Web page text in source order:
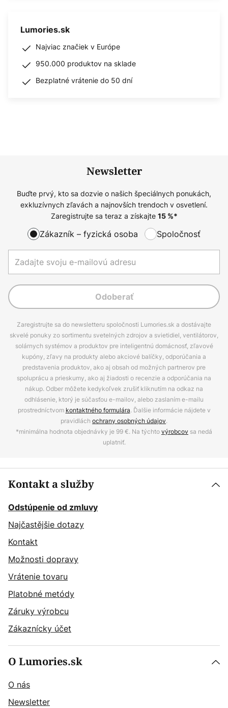
Lumories.sk
Najviac značiek v Európe
950.000 produktov na sklade
Bezplatné vrátenie do 50 dní
Newsletter
Buďte prvý, kto sa dozvie o našich špeciálnych ponukách,
exkluzívnych zľavách a najnovších trendoch v osvetlení.
Zaregistrujte sa teraz a získajte 15%*
Zákazník – fyzická osoba Spoločnosť
Odoberať
Zaregistrujte sa do newsletteru spoločnosti Lumories.sk a dostávajte
skvelé ponuky zo sortimentu svetelných zdrojov a svietidiel, ventilátorov,
solárnych systémov a produktov pre inteligentnú domácnosť, zľavové
kupóny, zľavy na produkty alebo akciové balíčky, odporúčania a
predstavenia produktov, ako aj obsah od možných partnerov pre
spoluprácu a prieskumy, ako aj žiadosti o recenzie a odporúčania na
nákup. Odber môžete kedykoľvek zrušiť kliknutím na odkaz na
odhlásenie, ktorý je súčasťou e-mailov, alebo zaslaním e-mailu
prostredníctvom kontaktného formulára. Ďalšie informácie nájdete v
pravidlách ochrany osobných údajov.
*minimálna hodnota objednávky je 99 €. Na týchtovýrobcov sa nedá
uplatniť.
Kontakt a služby
Odstúpenie od zmluvy
Najčastějšie dotazy
Kontakt
Možnosti dopravy
Vrátenie tovaru
Platobné metódy
Záruky výrobcu
Zákaznícky účet
O Lumories.sk
O nás
Newsletter